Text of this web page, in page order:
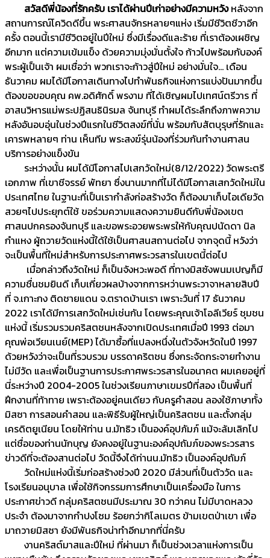
สวัสดีพี่น้องที่รักครับ เราได้ผ่านปีเก่าอย่างมีความหวังหลังจาก
สถานการณ์โควิดดีขึ้น พระศาสนจักรหลายๆแห่ง เริ่มมีชีวิตชีวาอีก
ครั้ง ตอนนี้เรามีชีวิตอยู่ในปีใหม่ ซึ่งมีเรื่องดีและร้าย ที่เราต้องเผชิญ
อีกมาก แต่ความเข้มแข็ง ด้วยความมุ่งมั่นตั้งใจ ก้าวไปพร้อมกับองค์
พระผู้เป็นเจ้า ผมเชื่อว่า พวกเราจะก้าวสู่ปีใหม่ อย่างมั่นใจ… เดือน
ธันวาคม ผมได้มีโอกาสเดินทางไปทำพันธกิจแห่งการแบ่งปันมากขึ้น
ต้องขอขอบคุณ คพ.อดิศักดิ์ พรงาม ที่ได้เชิญผมไปเทศน์ตรีวาร ที่
อาสนวิหารแม่พระปฏิสนธินิรมล จันทบุรี ทำผมได้ระลึกถึงภาพความ
หลังอันอบอุ่นในช่วงปีแรกในชีวิตสงฆ์ที่นั่น พร้อมกับสัตบุรุษที่รักและ
เคารพหลายๆ ท่าน เห็นทีม พระสงฆ์รุ่นน้องที่ร่วมกันทำงานศาสน
บริการอย่างแข็งขัน
ระหว่างนั้น ผมได้มีโอกาสไปเสกวัดใหม่(8/12/2022) วัดพระตรี
เอกภาพ ที่เขาชีจรรย์ พัทยา ซึ่งนานมากที่ไม่ได้มีโอกาสเสกวัดใหม่ใน
ประเทศไทย ในฐานะที่เป็นเรากำลังก่อสร้างวัด ก็ต้องมาเก็บไอเดียวัด
สวยๆไปประยุกต์ใช้ ขอร่วมความแสดงความยินดีกับพี่น้องเขต
ศาสนปกครองจันทบุรี และขอพระอวยพระพรให้กับคุณปนัดดา นิล
กำแหง ผู้ถวายวัดแห่งนี้ใด้ใช้เป็นศาสนสถานต่อไป จากจุดนี้ หวังว่า
จะเป็นพื้นที่ใหม่สำหรับการประกาศพระวรสารในเขตนี้ต่อไป
เมื่อกล่าวถึงวัดใหม่ ก็เป็นจังหวะพอดี ที่ทางมิสซังพนมเปญก็มี
ความชื่นชมยินดี เก็บเกี่ยวผลบ้างจากการหว่านพระวาจาหลายสิบปี
ที่ จ.เกาะกง ติดชายแดน จ.ตราดบ้านเรา เพราะวันที่ 17 ธันวาคม
2022 เราได้มีการเสกวัดใหม่เช่นกัน โดยพระคุณเจ้าโอลีเวียร์ ชุมชน
แห่งนี้ เริ่มรวมรวมคริสตชนหลังจากเปิดประเทศเมื่อปี 1993 ต่อมา
คุณพ่อเวียนเนย์(MEP) ได้มาซื้อที่แปลงหนึ่งในตัวจังหวัดในปี 1997
ด้วยหวังว่าจะเป็นที่รวบรวม บรรดาคริตชน ซึ่งกระจัดกระจายทำงาน
ไม่มีวัด และเพื่อเป็นฐานการประกาศพระวรสารในอนาคต ผมเคยอยู่ที่
นี่ระหว่างปี 2004-2005 ในช่วงเรียนภาษาเขมรปีที่สอง เป็นพื้นที่
ฝึกงานที่ท้าทาย เพราะต้องอยู่คนเดียว กับครูคำสอน ลองใช้ภาษาทั้ง
มิสซา การสอนคำสอน และพิธีรับผู้ใหญ่เป็นคริสตชน และตั้งกลุ่ม
เครดิตยูเนียน โดยให้ท่าน น.มัทธิว เป็นองค์อุปภัมภ์ แม้จะล้มเลิกไป
แต่ชื่อของท่านนักบุญ ยังคงอยู่ในฐานะองค์อุปถัมภ์ของพระวรสาร
ข่าวดีที่จะต้องสานต่อไป วัดนี้จึงได้ท่านน.มัทธิว เป็นองค์อุปถัมภ์
วัดใหม่แห่งนี้เริ่มก่อสร้างช่วงปี 2020 มีส่วนที่เป็นตัววัด และ
โรงเรียนอนุบาล เพื่อใช้กิจกรรมการศึกษาเป็นเครื่องมือ ในการ
ประกาศข่าวดี กลุ่มคริสตชนมีประมาณ 30 กว่าคน ไม่มีบาดหลวง
ประจำ ต้องมาจากกำปงโซม ร้อยกว่ากิโลเมตร ข้ามเขตป่าเขา เพื่อ
มาถวายมิสซา ยังมีพันธกิจน่าทำอีกมากที่นี่ครับ
งานคริสต์มาสและปีใหม่ ที่ผ่านมา ก็เป็นช่วงเวลาแห่งการเป็น